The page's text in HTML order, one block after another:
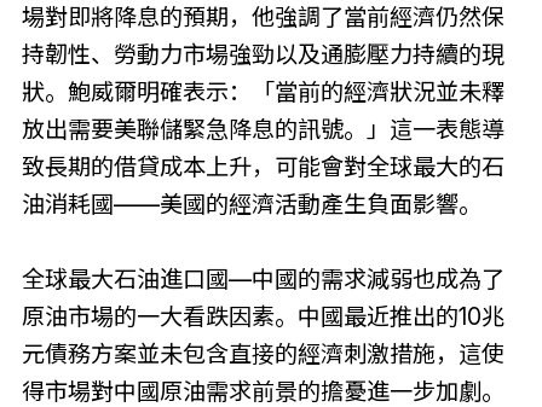
場對即將降息的預期，他強調了當前經濟仍然保
持韌性、勞動力市場強勁以及通膨壓力持續的現
狀。鮑威爾明確表示：「當前的經濟狀況並未釋
放出需要美聯儲緊急降息的訊號。」這一表態導
致長期的借貸成本上升，可能會對全球最大的石
油消耗國——美國的經濟活動產生負面影響。
全球最大石油進口國—中國的需求減弱也成為了
原油市場的一大看跌因素。中國最近推出的10兆
元債務方案並未包含直接的經濟刺激措施，這使
得市場對中國原油需求前景的擔憂進一步加劇。